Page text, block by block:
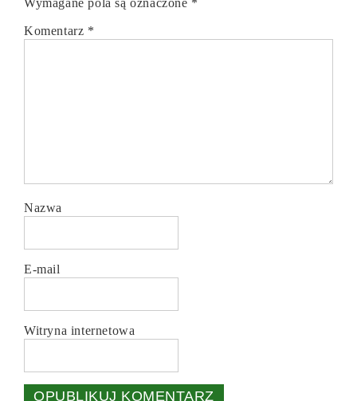
Wymagane pola są oznaczone *
Komentarz *
Nazwa
E-mail
Witryna internetowa